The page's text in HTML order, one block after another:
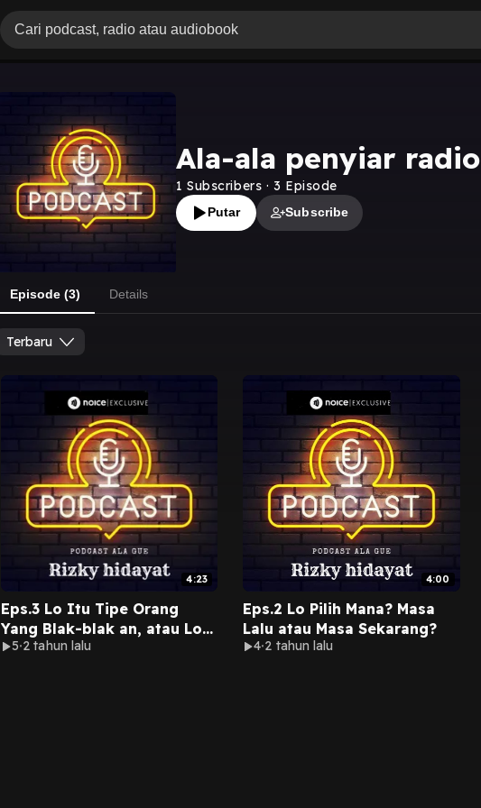
Ala-ala penyiar radio
1 Subscribers · 3 Episode
Putar Subscribe
Episode (3) Details
Terbaru
4:23
Eps.3 Lo Itu Tipe Orang
Yang Blak-blak an, atau Lo
Tipe Orang Yang Suka
5 2 tahun lalu
4:00
Eps.2 Lo Pilih Mana? Masa
Lalu atau Masa Sekarang?
4 2 tahun lalu